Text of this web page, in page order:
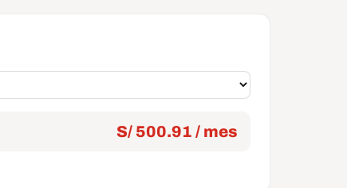
S/ 500.91 / mes